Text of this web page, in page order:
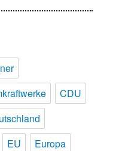
CDU
EU
Europa